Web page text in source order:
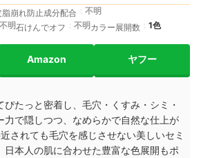
脂崩れ防止成分配合
不明
不明石けんでオフ 不明カラー展開数 1色
Amazon ヤフー
たっと密着し、 毛穴・くすみ・シミ・
力で隠しつつ、なめらかで自然な仕上が
されても毛穴を感じさせない美しいセミ
日本人の肌に合わせた豊富な色展開もポ